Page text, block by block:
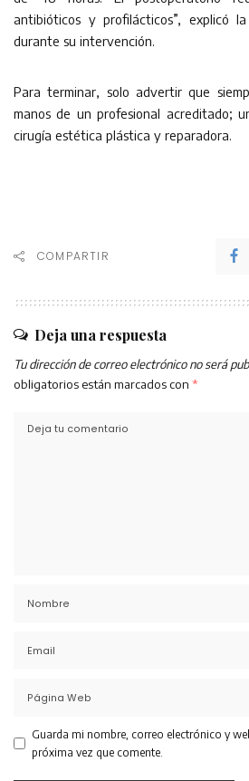
antibióticos y profilácticos”, explicó
durante su intervención.
Para terminar, solo advertir que
manos de un profesional acreditado;
cirugía estética plástica y reparadora.
COMPARTIR
Deja una respuesta
Tu dirección de correo electrónico no será
obligatorios están marcados con *
Guarda mi nombre, correo electrónico y
próxima vez que comente.